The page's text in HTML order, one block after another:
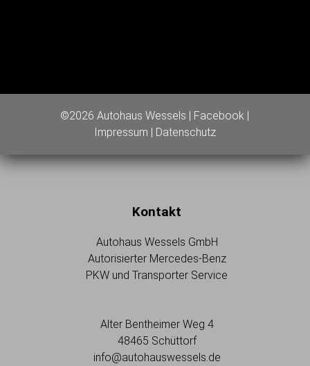
©2026 Autohaus Wessels | Facebook |
Impressum | Datenschutz
Kontakt
Autohaus Wessels GmbH
Autorisierter Mercedes-Benz
PKW und Transporter Service
Alter Bentheimer Weg 4
48465 Schüttorf
info@autohauswessels.de